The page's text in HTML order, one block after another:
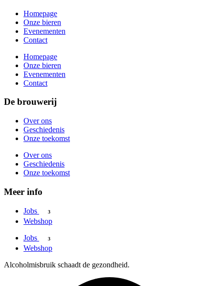
Homepage
Onze bieren
Evenementen
Contact
Homepage
Onze bieren
Evenementen
Contact
De brouwerij
Over ons
Geschiedenis
Onze toekomst
Over ons
Geschiedenis
Onze toekomst
Meer info
Jobs 3
Webshop
Jobs
3
Webshop
Alcoholmisbruik schaadt de gezondheid.